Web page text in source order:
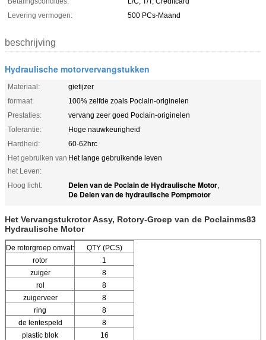
Levering vermogen:
500 PCs-Maand
beschrijving
Hydraulische motorvervangstukken
Materiaal:
gietijzer
formaat:
100% zelfde zoals Poclain-originelen
Prestaties:
vervang zeer goed Poclain-originelen
Tolerantie:
Hoge nauwkeurigheid
Hardheid:
60-62hrc
Het gebruiken van
het Leven:
Het lange gebruikende leven
Hoog licht: Delen van de Poclain de Hydraulische Motor,
De Delen van de hydraulische Pompmotor
Het Vervangstukrotor Assy, Rotory-Groep van de Poclainms83
Hydraulische Motor
De rotorgroep omvat:
QTY (PCS)
rotor
1
zuiger
8
rol
8
zuigerveer
8
ring
8
de lentespeld
8
plastic blok
16